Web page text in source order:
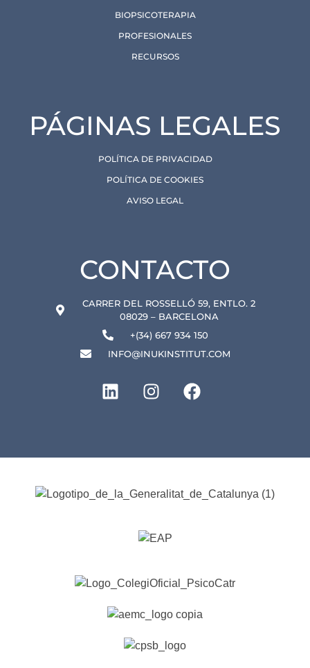
BIOPSICOTERAPIA
PROFESIONALES
RECURSOS
PÁGINAS LEGALES
POLÍTICA DE PRIVACIDAD
POLÍTICA DE COOKIES
AVISO LEGAL
CONTACTO
CARRER DEL ROSSELLÓ 59, ENTLO. 2
08029 – BARCELONA
+(34) 667 934 150
INFO@INUKINSTITUT.COM